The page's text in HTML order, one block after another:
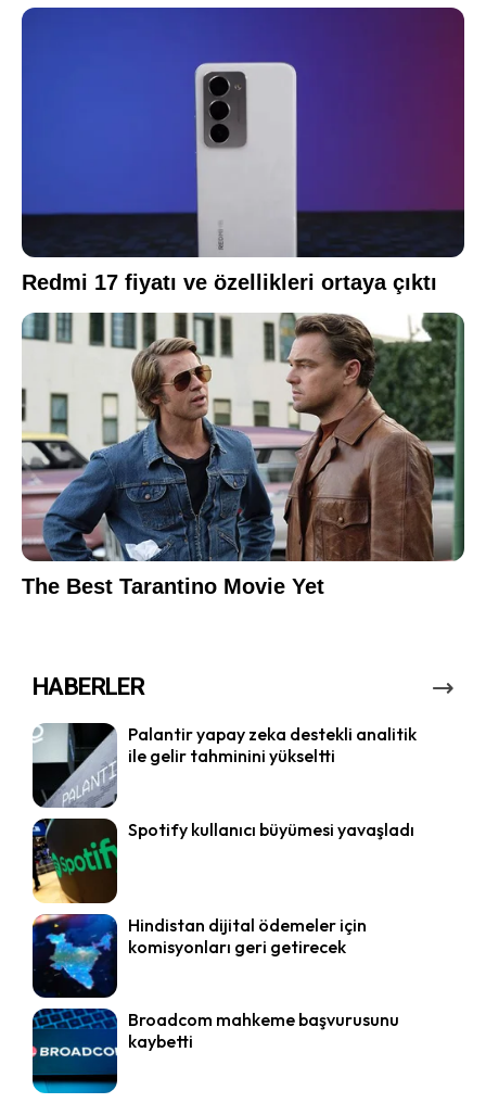
HABERLER
Palantir yapay zeka destekli analitik
ile gelir tahminini yükseltti
Spotify kullanıcı büyümesi yavaşladı
Hindistan dijital ödemeler için
komisyonları geri getirecek
Broadcom mahkeme başvurusunu
kaybetti